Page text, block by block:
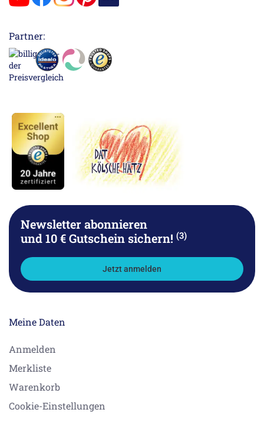
Partner:
Newsletter abonnieren
und 10 € Gutschein sichern! (3)
Jetzt anmelden
Meine Daten
Anmelden
Merkliste
Warenkorb
Cookie-Einstellungen